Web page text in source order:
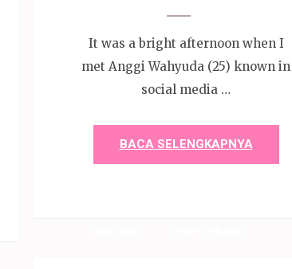
It was a bright afternoon when I
met Anggi Wahyuda (25) known in
social media …
BACA SELENGKAPNYA